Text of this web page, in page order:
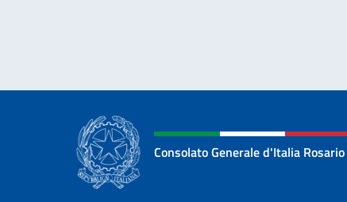
Consolato Generale d'Italia Rosario